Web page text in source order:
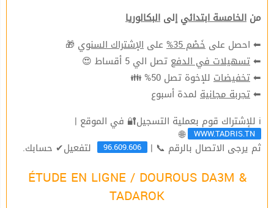
من الخامسة ابتدائي إلى البكالوريا
⬅ احصل على خَصْم 35% على الإشتراك السنوي 🎁
⬅تسهيلات في الدفع تصل الي 5 أقساط 😍
⬅تخفيضات للإخوة تصل 50% 👪
⬅تجربة مجانية لمدة أسبوع
ℹ للإشتراك قوم بعملية التسجيل🔐 في الموقع |
WWW.TADRIS.TN
🌐
ثم يرجى الاتصال بالرقم 📞 | 96.609.606 لتفعيل✔ حسابك.
ÉTUDE EN LIGNE / DOUROUS DA3M &
TADAROK